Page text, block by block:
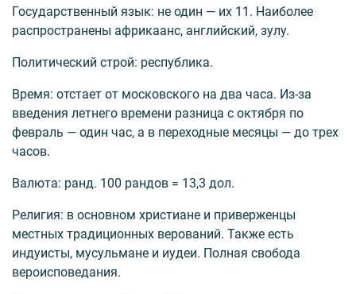
Государственный язык: не один — их 11. Наиболее
распространены африкаанс, английский, зулу.
Политический строй: республика.
Время: отстает от московского на два часа. Из-за
введения летнего времени разница с октября по
февраль — один час, а в переходные месяцы — до трех
часов.
Валюта: ранд. 100 рандов = 13,3 дол.
Религия: в основном христиане и приверженцы
местных традиционных верований. Также есть
индуисты, мусульмане и иудеи. Полная свобода
вероисповедания.